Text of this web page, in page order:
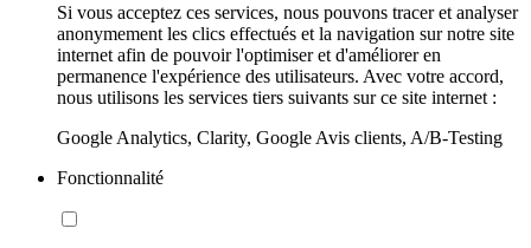
Si vous acceptez ces services, nous pouvons tracer et analyser
anonymement les clics effectués et la navigation sur notre site
internet afin de pouvoir l'optimiser et d'améliorer en
permanence l'expérience des utilisateurs. Avec votre accord,
nous utilisons les services tiers suivants sur ce site internet :
Google Analytics, Clarity, Google Avis clients, A/B-Testing
Fonctionnalité